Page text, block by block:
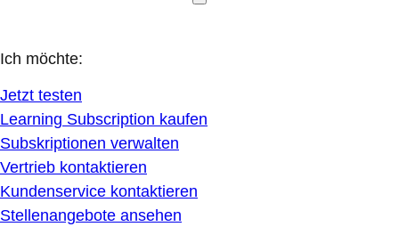
Ich möchte:
Jetzt testen
Learning Subscription kaufen
Subskriptionen verwalten
Vertrieb kontaktieren
Kundenservice kontaktieren
Stellenangebote ansehen